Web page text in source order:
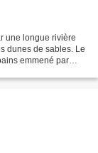
une longue rivière
dunes de sables. Le
emmené par